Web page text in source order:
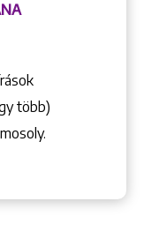
több)